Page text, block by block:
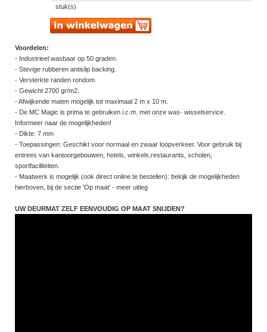
stuk(s)
Voordelen:
- Industrieel wasbaar op 50 graden.
- Stevige rubberen antislip backing.
- Versterkte randen rondom.
- Gewicht 2700 gr/m2.
- Afwijkende maten mogelijk tot maximaal 2 m x 10 m.
- De MC Magic is prima te gebruiken i.c.m. met onze was- wisselservice.
Informeer naar de mogelijkheden!
- Dikte: 7 mm
- Toepassingen: Geschikt voor normaal en zwaar loopverkeer. Voor gebruik bij
entrees van kantoorgebouwen, hotels, winkels,restaurants, scholen,
sportfaciliteiten.
- Maatwerk is mogelijk (ook direct online te bestellen): bekijk de mogelijkheden
hierboven, bij de sectie 'Op maat' - meer uitleg
UW DEURMAT ZELF EENVOUDIG OP MAAT SNIJDEN?